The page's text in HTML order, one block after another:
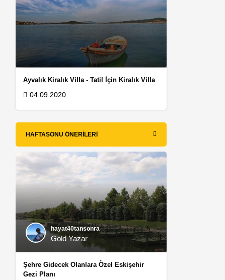
Ayvalık Kiralık Villa - Tatil İçin Kiralık Villa
04.09.2020
HAFTASONU ÖNERILERI
hayat40tansonra
Gold Yazar
Şehre Gidecek Olanlara Özel Eskişehir
Gezi Planı